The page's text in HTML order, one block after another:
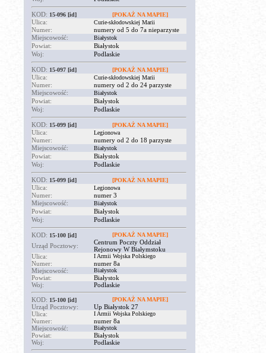
KOD: 15-096 [id] [POKAŻ NA MAPIE]
Ulica: Curie-skłodowskiej Marii
Numer:
numery od 5 do 7a nieparzyste
Miejscowość:
Białystok
Powiat:
Białystok
Woj:
Podlaskie
KOD: 15-097 [id] [POKAŻ NA MAPIE]
Ulica: Curie-skłodowskiej Marii
Numer:
numery od 2 do 24 parzyste
Miejscowość:
Białystok
Powiat:
Białystok
Woj:
Podlaskie
KOD: 15-099 [id] [POKAŻ NA MAPIE]
Ulica: Legionowa
Numer:
numery od 2 do 18 parzyste
Miejscowość:
Białystok
Powiat:
Białystok
Woj:
Podlaskie
KOD: 15-099 [id] [POKAŻ NA MAPIE]
Ulica: Legionowa
Numer:
numer 3
Miejscowość:
Białystok
Powiat:
Białystok
Woj:
Podlaskie
KOD: 15-100 [id] [POKAŻ NA MAPIE]
Urząd Pocztowy:
Centrum Poczty Oddział
Rejonowy W Białymstoku
Ulica:
I Armii Wojska Polskiego
Numer:
numer 8a
Miejscowość:
Białystok
Powiat:
Białystok
Woj:
Podlaskie
KOD: 15-100 [id] [POKAŻ NA MAPIE]
Urząd Pocztowy:
Up Białystok 27
Ulica:
I Armii Wojska Polskiego
Numer:
numer 8a
Miejscowość:
Białystok
Powiat:
Białystok
Woj:
Podlaskie